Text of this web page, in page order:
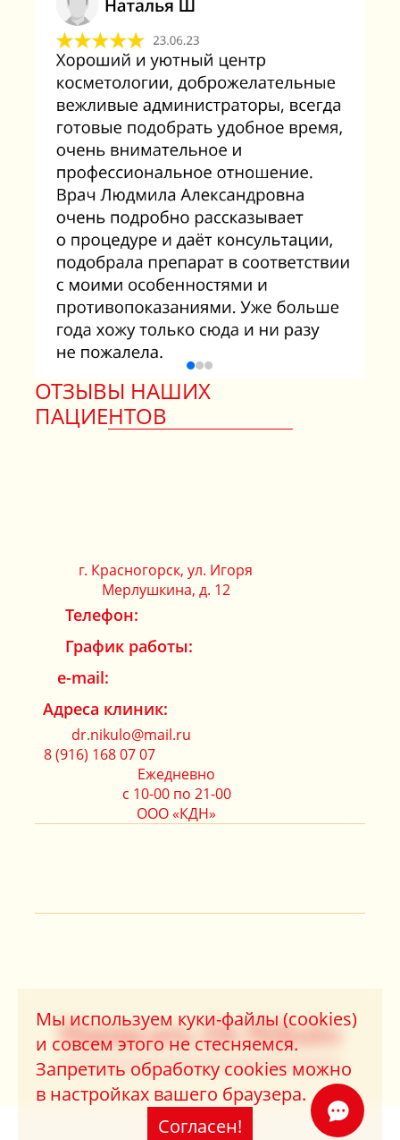
Мы используем куки-файлы (cookies)
и совсем этого не стесняемся.
Запретить обработку cookies можно
в настройках вашего браузера.
Согласен!
ОТЗЫВЫ НАШИХ
ПАЦИЕНТОВ
ОСТАВИТЬ ОТЗЫВ
г. Красногорск, ул. Игоря
Мерлушкина, д. 12
Телефон:
График работы:
e-mail:
Адреса клиник:
dr.nikulo@mail.ru
8 (916) 168 07 07
Ежедневно
с 10-00 по 21-00
ООО «КДН»
Написать Dr.Nikulo